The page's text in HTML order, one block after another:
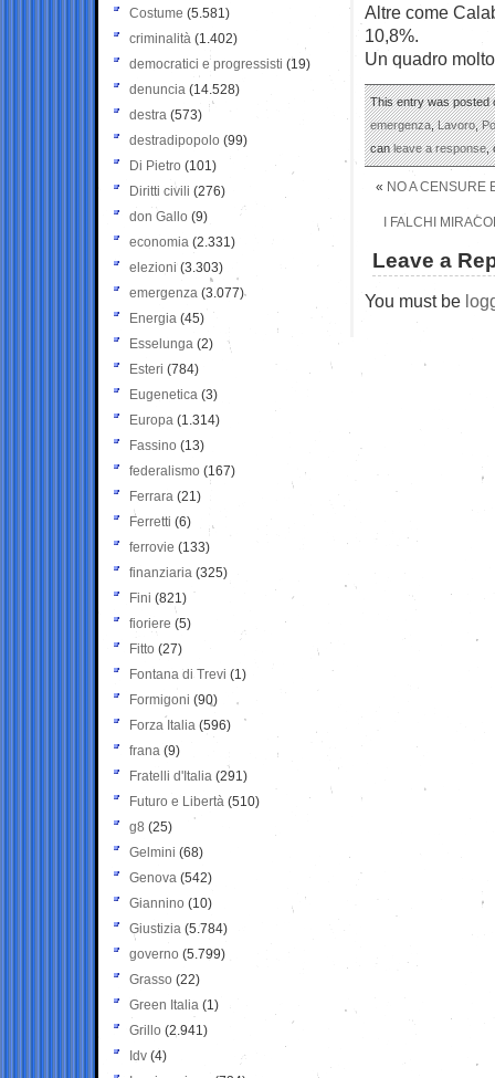
Altre come
10,8%.
Un quadro
This entry was posted
emergenza,Lavoro,
canleave a response,
« NO A CENSURE
I FALCHI
Leave a
You must be
Costume (5.581)
criminalità (1.402)
democratici e progressisti (19)
denuncia (14.528)
destra (573)
destradipopolo (99)
Di Pietro (101)
Diritti civili (276)
don Gallo (9)
economia (2.331)
elezioni (3.303)
emergenza (3.077)
Energia (45)
Esselunga (2)
Esteri (784)
Eugenetica (3)
Europa (1.314)
Fassino (13)
federalismo (167)
Ferrara (21)
Ferretti (6)
ferrovie (133)
finanziaria (325)
Fini (821)
fioriere (5)
Fitto (27)
Fontana di Trevi (1)
Formigoni (90)
Forza Italia (596)
frana (9)
Fratelli d'Italia (291)
Futuro e Libertà (510)
g8 (25)
Gelmini (68)
Genova (542)
Giannino (10)
Giustizia (5.784)
governo (5.799)
Grasso (22)
Green Italia (1)
Grillo (2.941)
Idv (4)